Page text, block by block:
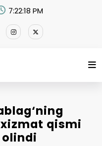
7:22:19 PM
qismi